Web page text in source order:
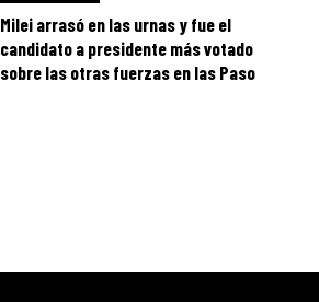
Milei arrasó en las urnas y fue el
candidato a presidente más votado
sobre las otras fuerzas en las Paso